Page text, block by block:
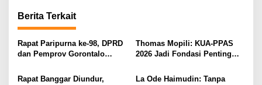
g
a
s
p
Berita Terkait
Rapat Paripurna ke-98, DPRD
dan Pemprov Gorontalo
PPAS 2026
Thomas Mopili: KUA-PPAS
2026 Jadi Fondasi Penting
Rapat Banggar Diundur,
La Ode Haimudin: Tanpa